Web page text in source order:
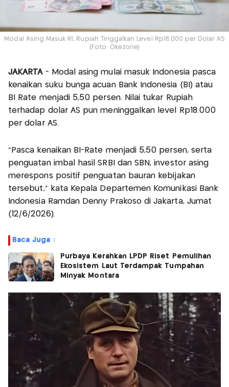
Modal Asing Masuk RI, Rupiah Tinggalkan Level Rp18.000 per Dolar AS
(Foto: Okezone)
JAKARTA- Modal asing mulai masuk Indonesia pasca
kenaikan suku bunga acuan Bank Indonesia (BI) atau
BI Rate menjadi 5,50 persen. Nilai tukar Rupiah
terhadap dolar AS pun meninggalkan level Rp18.000
per dolar AS.
"Pasca kenaikan BI-Rate menjadi 5,50 persen, serta
penguatan imbal hasil SRBI dan SBN, investor asing
merespons positif penguatan bauran kebijakan
tersebut," kata Kepala Departemen Komunikasi Bank
Indonesia Ramdan Denny Prakoso di Jakarta, Jumat
(12/6/2026).
Baca Juga :
Purbaya Kerahkan LPDP Riset Pemulihan
Ekosistem Laut Terdampak Tumpahan
Minyak Montara